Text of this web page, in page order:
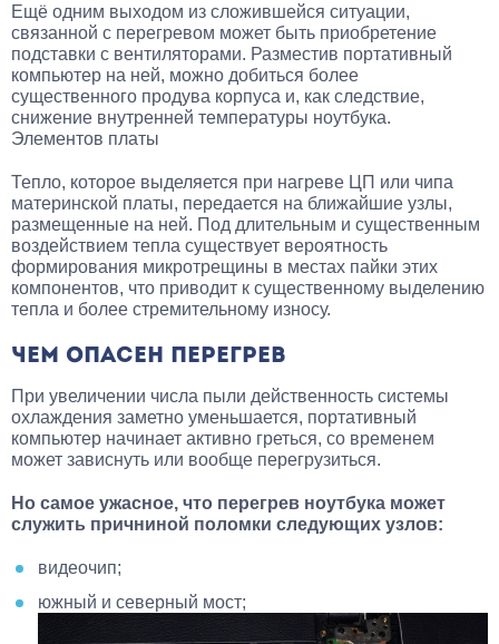
Ещё одним выходом из сложившейся ситуации,
связанной с перегревом может быть приобретение
подставки с вентиляторами. Разместив портативный
компьютер на ней, можно добиться более
существенного продува корпуса и, как следствие,
снижение внутренней температуры ноутбука.
Элементов платы
Тепло, которое выделяется при нагреве ЦП или чипа
материнской платы, передается на ближайшие узлы,
размещенные на ней. Под длительным и существенным
воздействием тепла существует вероятность
формирования микротрещины в местах пайки этих
компонентов, что приводит к существенному выделению
тепла и более стремительному износу.
ЧЕМ ОПАСЕН ПЕРЕГРЕВ
При увеличении числа пыли действенность системы
охлаждения заметно уменьшается, портативный
компьютер начинает активно греться, со временем
может зависнуть или вообще перегрузиться.
Но самое ужасное, что перегрев ноутбука может
служить причниной поломки следующих узлов:
видеочип;
южный и северный мост;